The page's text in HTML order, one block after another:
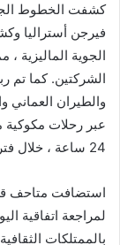
كشفت الخطوط
فيرجن أستراليا
الجوية الماليزية
الشركتين. كما تم
والطيران العماني
24 ساعة ، خلال فترة البطولة.
استضافت متاحف
بالممتلكات